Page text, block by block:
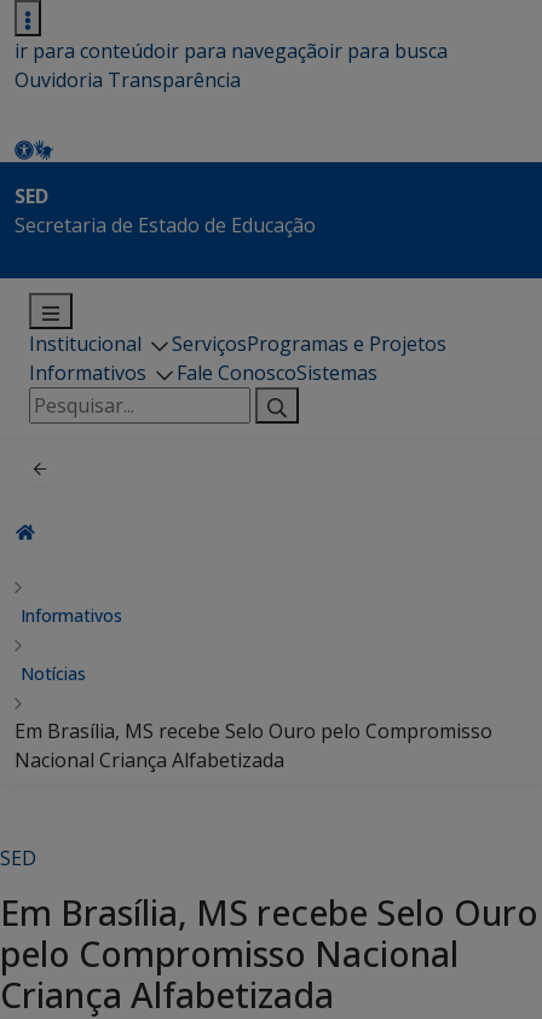
ir para conteúdoir para navegaçãoir para busca
Ouvidoria Transparência
SED
Secretaria de Estado de Educação
Institucional ServiçosProgramas e Projetos
Informativos
Fale ConoscoSistemas
Pesquisar
por:
Informativos
Notícias
Em Brasília, MS recebe Selo Ouro pelo Compromisso
Nacional Criança Alfabetizada
SED
Em Brasília, MS recebe Selo Ouro
pelo Compromisso Nacional
Criança Alfabetizada